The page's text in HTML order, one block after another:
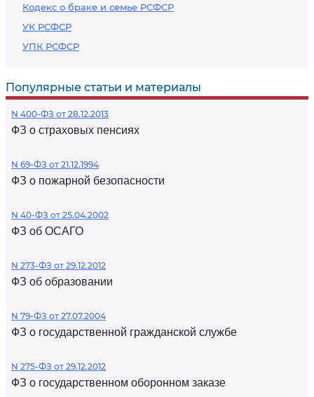
Кодекс о браке и семье РСФСР
УК РСФСР
УПК РСФСР
Популярные статьи и материалы
N 400-ФЗ от 28.12.2013
ФЗ о страховых пенсиях
N 69-ФЗ от 21.12.1994
ФЗ о пожарной безопасности
N 40-ФЗ от 25.04.2002
ФЗ об ОСАГО
N 273-ФЗ от 29.12.2012
ФЗ об образовании
N 79-ФЗ от 27.07.2004
ФЗ о государственной гражданской службе
N 275-ФЗ от 29.12.2012
ФЗ о государственном оборонном заказе